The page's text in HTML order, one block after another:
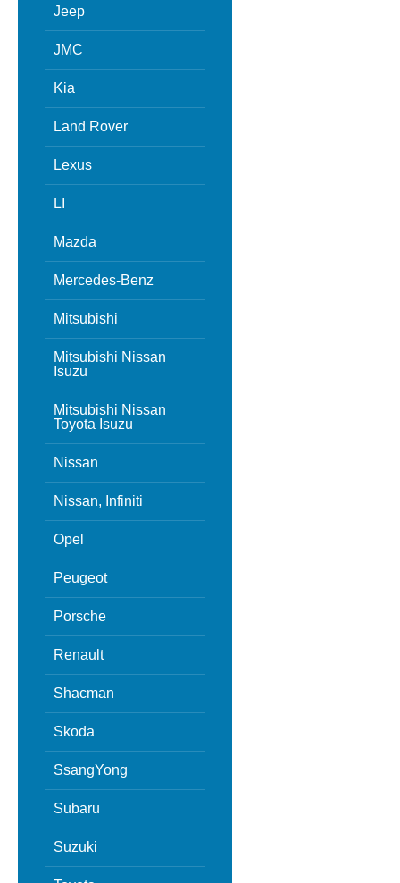
Jeep
JMC
Kia
Land Rover
Lexus
LI
Mazda
Mercedes-Benz
Mitsubishi
Mitsubishi Nissan
Isuzu
Mitsubishi Nissan
Toyota Isuzu
Nissan
Nissan, Infiniti
Opel
Peugeot
Porsche
Renault
Shacman
Skoda
SsangYong
Subaru
Suzuki